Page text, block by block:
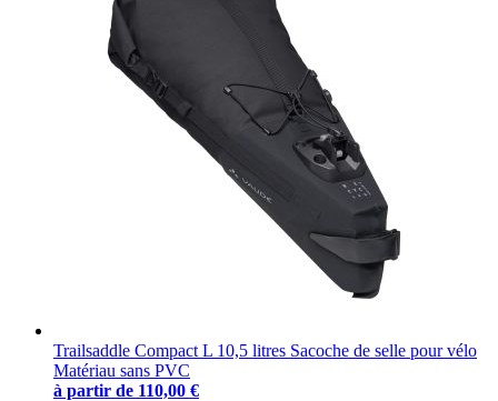
Trailsaddle Compact L 10,5 litres Sacoche de selle pour vélo
Matériau sans PVC
à partir de 110,00 €